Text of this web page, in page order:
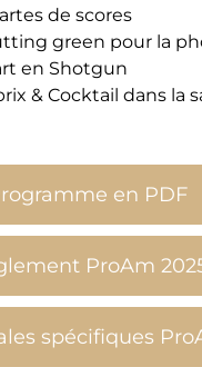
de scores
green pour la
en Shotgun
& Cocktail dans la
en PDF
ProAm
spécifiques